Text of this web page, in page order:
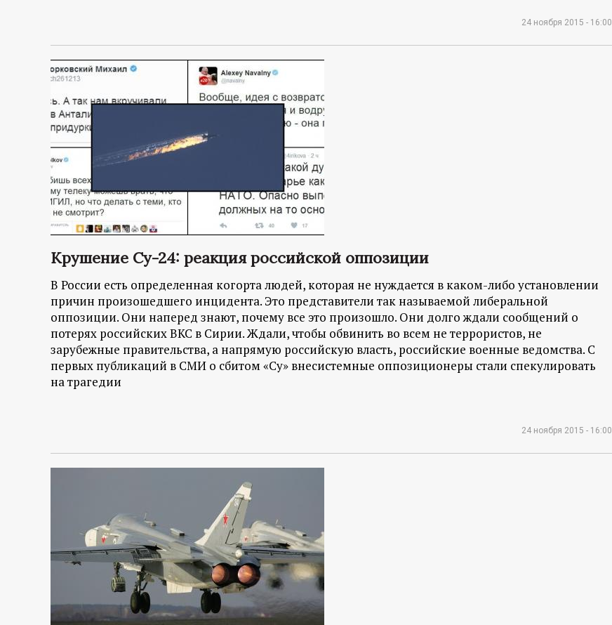
п
о
р
т
а
л
24 ноября 2015 - 16:00
Крушение Су-24: реакция российской оппозиции
В России есть определенная когорта людей, которая не нуждается в каком-либо установлении
причин произошедшего инцидента. Это представители так называемой либеральной
оппозиции. Они наперед знают, почему все это произошло. Они долго ждали сообщений о
потерях российских ВКС в Сирии. Ждали, чтобы обвинить во всем не террористов, не
зарубежные правительства, а напрямую российскую власть, российские военные ведомства. С
первых публикаций в СМИ о сбитом «Су» внесистемные оппозиционеры стали спекулировать
на трагедии
24 ноября 2015 - 16:00